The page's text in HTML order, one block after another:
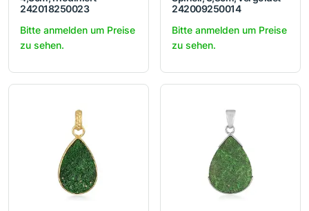
242018250023
Bitte anmelden um Preise
zu sehen.
242009250014
Bitte anmelden um Preise
zu sehen.